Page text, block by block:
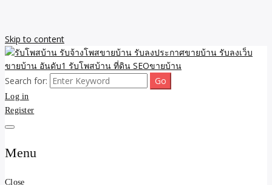
Skip to content
รับโพสบ้าน รับจ้างโพสขาย
บ้าน รับลงประกาศขายบ้าน
รับลงเว็บขายบ้าน อันดับ1
รับโพสบ้าน ที่ดิน SEOขาย
รับจ้างโพสขายบ้าน รับลงเว็บขายบ้าน รับโพสบ้าน รับลงประกาศขาย
บ้าน โพสบ้าน ขายที่ดิน SEO อสังหา ราคาถูก รับลงขายบ้าน
Search for:
Log in
Register
Menu
Close